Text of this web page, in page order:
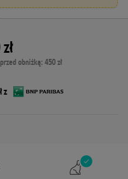
obniżką: 450 zł
z